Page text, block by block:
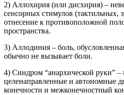
2) Аллохирия (или дисхирия) –
сенсорных стимулов (тактильных,
отнесение к противоположной
пространства.
3) Аллодиния – боль,
обычно не вызывает боли.
4) Синдром “анархической руки”
целенаправленные и автономные
конечности и межконечностный